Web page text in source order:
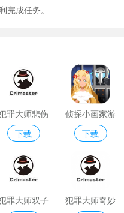
完成任务。
罪大师悲伤
的画语
下载
侦探小画家游
戏更新版正版
下载
罪大师双子 犯罪大师奇妙